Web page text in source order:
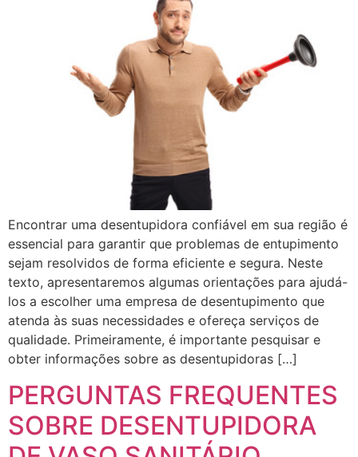
Encontrar uma desentupidora confiável em sua região é
essencial para garantir que problemas de entupimento
sejam resolvidos de forma eficiente e segura. Neste
texto, apresentaremos algumas orientações para ajudá-
los a escolher uma empresa de desentupimento que
atenda às suas necessidades e ofereça serviços de
qualidade. Primeiramente, é importante pesquisar e
obter informações sobre as desentupidoras […]
PERGUNTAS FREQUENTES
SOBRE DESENTUPIDORA